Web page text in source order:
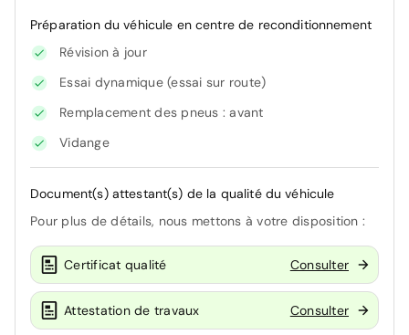
Préparation du véhicule en centre de reconditionnement
Révision à jour
Essai dynamique (essai sur route)
Remplacement des pneus : avant
Vidange
Document(s) attestant(s) de la qualité du véhicule
Pour plus de détails, nous mettons à votre disposition :
Certificat qualité Consulter
Attestation de travaux Consulter